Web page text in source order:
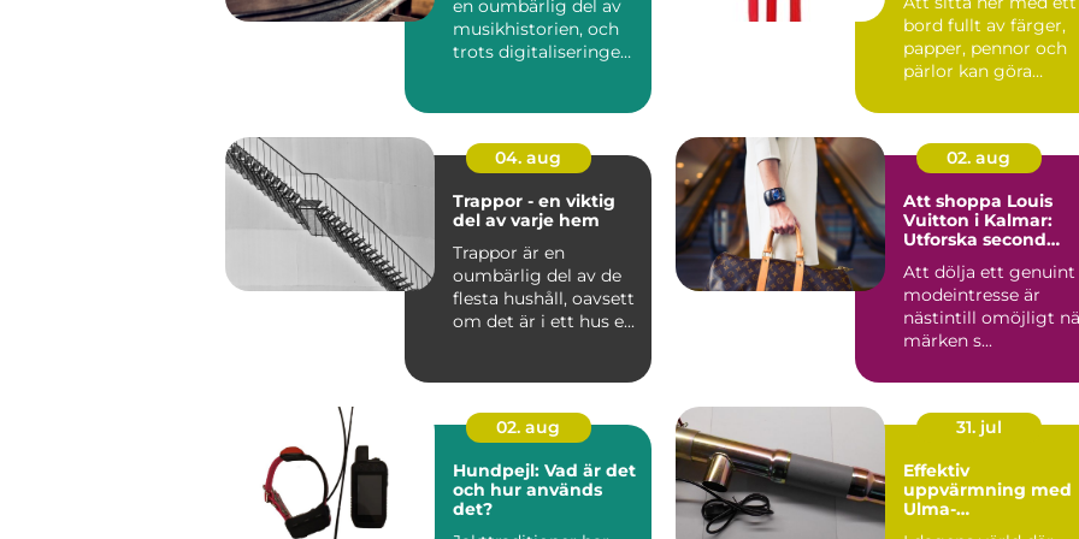
en oumbärlig del av
musikhistorien, och
trots digitaliseringens
bord fullt av färger,
papper, pennor och
pärlor kan göra
ba...
04. aug
Trappor - en viktig
del av varje hem
Trappor är en
oumbärlig del av de
flesta hushåll, oavsett
om det är i ett hus e...
02. aug
Att shoppa Louis
Vuitton i Kalmar:
Utforska second
Att dölja ett genuint
modeintresse är
nästintill omöjligt
märken s...
02. aug
Hundpejl: Vad är det
och hur används
det?
31. jul
Effektiv
uppvärmning med
Ulma-